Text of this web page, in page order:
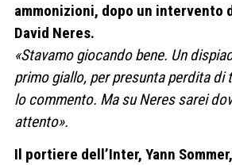
ammonizioni, dopo un intervento
David Neres.
«Stavamo giocando bene. Un
primo giallo, per presunta perdita di
lo commento. Ma su Neres sarei
attento».
Il portiere dell’Inter, Yann